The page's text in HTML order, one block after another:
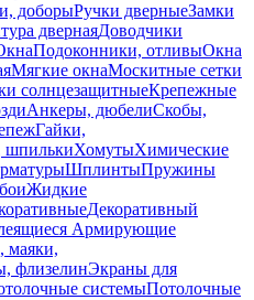
доборыРучки дверныеЗамки
двернаяДоводчики
Подоконники, отливыОкна
Мягкие окнаМоскитные сетки
солнцезащитныеКрепежные
Анкеры, дюбелиСкобы,
Гайки,
шпилькиХомутыХимические
ШплинтыПружины
Жидкие
Декоративный
Армирующие
маяки,
флизелинЭкраны для
системыПотолочные